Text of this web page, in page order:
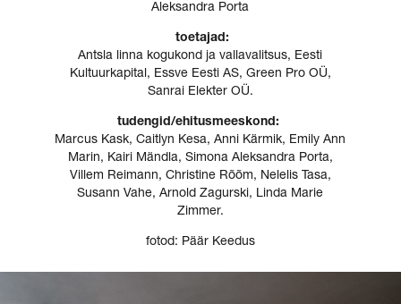
Aleksandra Porta
toetajad:
Antsla linna kogukond ja vallavalitsus, Eesti
Kultuurkapital, Essve Eesti AS, Green Pro OÜ,
Sanrai Elekter OÜ.
tudengid/ehitusmeeskond:
Marcus Kask, Caitlyn Kesa, Anni Kärmik, Emily Ann
Marin, Kairi Mändla, Simona Aleksandra Porta,
Villem Reimann, Christine Rõõm, Nelelis Tasa,
Susann Vahe, Arnold Zagurski, Linda Marie
Zimmer.
fotod: Päär Keedus